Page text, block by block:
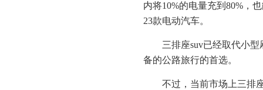
内将10%的电量充到80%，
23款电动汽车。
三排座suv已经取代小
备的公路旅行的首选。
不过，当前市场上三排